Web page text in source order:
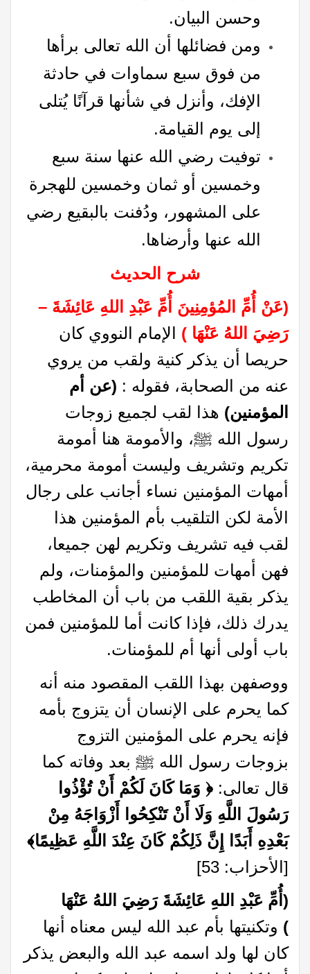
وحسن البيان.
ومن فضائلها أن الله تعالى برأها
من فوق سبع سماوات في حادثة
الإفك، وأنزل في شأنها قرآنًا يُتلى
إلى يوم القيامة.
توفيت رضي الله عنها سنة سبع
وخمسين أو ثمان وخمسين للهجرة
على المشهور، ودُفنت بالبقيع رضي
الله عنها وأرضاها.
شرح الحديث
(عَنْ أُمِّ المُؤمِنِينَ أُمِّ عَبْدِ اللهِ عَائِشَةَ –
رَضِيَ اللهُ عَنْهَا ) الإمام النووي كان
حريصا أن يذكر كنية ولقب من يروي
عنه من الصحابة، فقوله : (عن أم
المؤمنين) هذا لقب لجميع زوجات
رسول الله ﷺ، والأمومة هنا أمومة
تكريم وتشريف وليست أمومة محرمية،
أمهات المؤمنين نساء أجانب على رجال
الأمة لكن التلقيب بأم المؤمنين هذا
لقب فيه تشريف وتكريم لهن جميعا،
فهن أمهات للمؤمنين والمؤمنات، ولم
يذكر بقية اللقب من باب أن المخاطب
يدرك ذلك، فإذا كانت أما للمؤمنين فمن
باب أولى أنها أم للمؤمنات.
ووصفهن بهذا اللقب المقصود منه أنه
كما يحرم على الإنسان أن يتزوج بأمه
فإنه يحرم على المؤمنين التزوج
بزوجات رسول الله ﷺ بعد وفاته كما
قال تعالى: ﴿ وَمَا كَانَ لَكُمْ أَنْ تُؤْذُوا
رَسُولَ اللَّهِ وَلَا أَنْ تَنْكِحُوا أَزْوَاجَهُ مِنْ
بَعْدِهِ أَبَدًا إِنَّ ذَلِكُمْ كَانَ عِنْدَ اللَّهِ عَظِيمًا﴾
[الأحزاب: 53]
(أُمِّ عَبْدِ اللهِ عَائِشَةَ رَضِيَ اللهُ عَنْهَا
) وتكنيتها بأم عبد الله ليس معناه أنها
كان لها ولد اسمه عبد الله والبعض يذكر